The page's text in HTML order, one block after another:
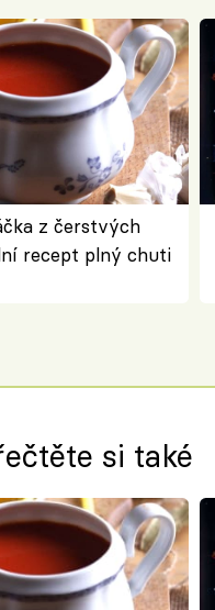
z čerstvých
recept plný chuti
si také